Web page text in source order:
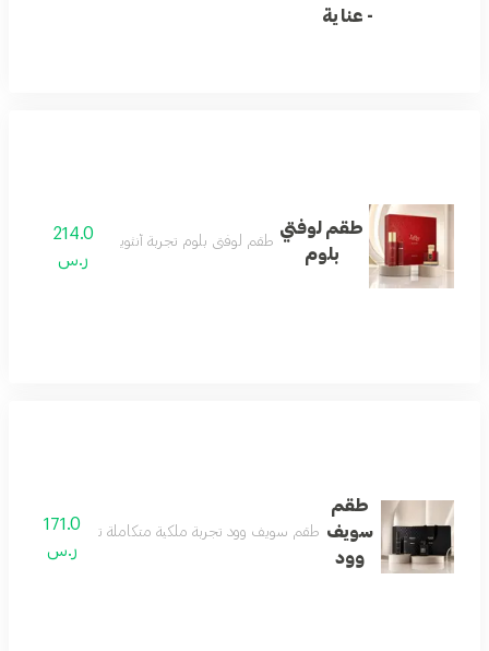
- عناية
طقم لوفتي
بلوم
طقم لوفتي بلوم تجربة أنثوية متكاملة
214.0
ر.س
طقم
سويف
وود
طقم سويف وود تجربة ملكية متكاملة تبدأ بعطر فاخر
171.0
ر.س